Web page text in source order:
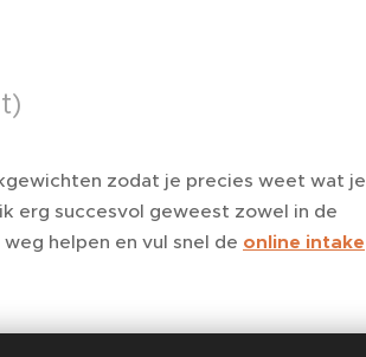
zodat je precies weet wat je
erg succesvol geweest zowel in de
helpen en vul snel de online intake